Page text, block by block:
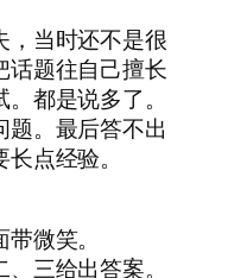
，当时还不是很
话题往自己擅长
都是说多了。
。最后答不出
点经验。
微笑。
三给出答案。